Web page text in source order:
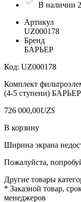
В наличии
Артикул
UZ000178
Бренд
БАРЬЕР
Код: UZ000178
Комплект
(4-5 ступени) БАРЬЕР
726 000,00UZS
В корзину
Ширина экрана
Пожалуйста,
Другие товары
* Заказной товар,
менеджеров